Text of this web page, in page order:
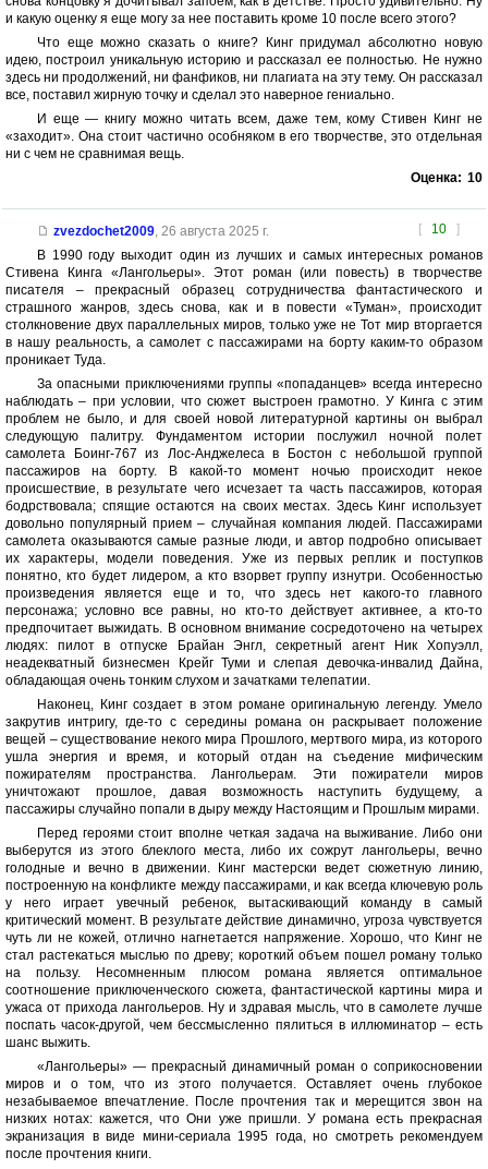
и какую оценку я еще могу за нее поставить кроме 10 после всего этого?
Что еще можно сказать о книге? Кинг придумал абсолютно новую
идею, построил уникальную историю и рассказал ее полностью. Не нужно
здесь ни продолжений, ни фанфиков, ни плагиата на эту тему. Он рассказал
все, поставил жирную точку и сделал это наверное гениально.
И еще — книгу можно читать всем, даже тем, кому Стивен Кинг не
«заходит». Она стоит частично особняком в его творчестве, это отдельная
ни с чем не сравнимая вещь.
Оценка: 10
[ 10 ]
zvezdochet2009, 26 августа 2025 г.
В 1990 году выходит один из лучших и самых интересных романов
Стивена Кинга «Лангольеры». Этот роман (или повесть) в творчестве
писателя – прекрасный образец сотрудничества фантастического и
страшного жанров, здесь снова, как и в повести «Туман», происходит
столкновение двух параллельных миров, только уже не Тот мир вторгается
в нашу реальность, а самолет с пассажирами на борту каким-то образом
проникает Туда.
За опасными приключениями группы «попаданцев» всегда интересно
наблюдать – при условии, что сюжет выстроен грамотно. У Кинга с этим
проблем не было, и для своей новой литературной картины он выбрал
следующую палитру. Фундаментом истории послужил ночной полет
самолета Боинг-767 из Лос-Анджелеса в Бостон с небольшой группой
пассажиров на борту. В какой-то момент ночью происходит некое
происшествие, в результате чего исчезает та часть пассажиров, которая
бодрствовала; спящие остаются на своих местах. Здесь Кинг использует
довольно популярный прием – случайная компания людей. Пассажирами
самолета оказываются самые разные люди, и автор подробно описывает
их характеры, модели поведения. Уже из первых реплик и поступков
понятно, кто будет лидером, а кто взорвет группу изнутри. Особенностью
произведения является еще и то, что здесь нет какого-то главного
персонажа; условно все равны, но кто-то действует активнее, а кто-то
предпочитает выжидать. В основном внимание сосредоточено на четырех
людях: пилот в отпуске Брайан Энгл, секретный агент Ник Хопуэлл,
неадекватный бизнесмен Крейг Туми и слепая девочка-инвалид Дайна,
обладающая очень тонким слухом и зачатками телепатии.
Наконец, Кинг создает в этом романе оригинальную легенду. Умело
закрутив интригу, где-то с середины романа он раскрывает положение
вещей – существование некого мира Прошлого, мертвого мира, из которого
ушла энергия и время, и который отдан на съедение мифическим
пожирателям пространства. Лангольерам. Эти пожиратели миров
уничтожают прошлое, давая возможность наступить будущему, а
пассажиры случайно попали в дыру между Настоящим и Прошлым мирами.
Перед героями стоит вполне четкая задача на выживание. Либо они
выберутся из этого блеклого места, либо их сожрут лангольеры, вечно
голодные и вечно в движении. Кинг мастерски ведет сюжетную линию,
построенную на конфликте между пассажирами, и как всегда ключевую роль
у него играет увечный ребенок, вытаскивающий команду в самый
критический момент. В результате действие динамично, угроза чувствуется
чуть ли не кожей, отлично нагнетается напряжение. Хорошо, что Кинг не
стал растекаться мыслью по древу; короткий объем пошел роману только
на пользу. Несомненным плюсом романа является оптимальное
соотношение приключенческого сюжета, фантастической картины мира и
ужаса от прихода лангольеров. Ну и здравая мысль, что в самолете лучше
поспать часок-другой, чем бессмысленно пялиться в иллюминатор – есть
шанс выжить.
«Лангольеры» — прекрасный динамичный роман о соприкосновении
миров и о том, что из этого получается. Оставляет очень глубокое
незабываемое впечатление. После прочтения так и мерещится звон на
низких нотах: кажется, что Они уже пришли. У романа есть прекрасная
экранизация в виде мини-сериала 1995 года, но смотреть рекомендуем
после прочтения книги.